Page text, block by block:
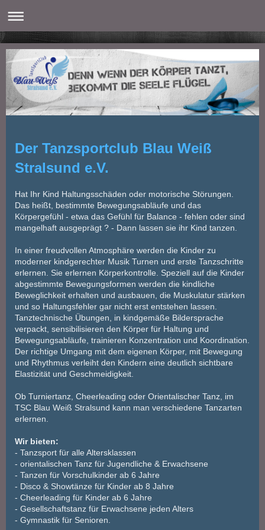
Der Tanzsportclub Blau Weiß
Stralsund e.V.
Hat Ihr Kind Haltungsschäden oder motorische Störungen.
Das heißt, bestimmte Bewegungsabläufe und das
Körpergefühl - etwa das Gefühl für Balance - fehlen oder sind
mangelhaft ausgeprägt ? - Dann lassen sie ihr Kind tanzen.
In einer freudvollen Atmosphäre werden die Kinder zu
moderner kindgerechter Musik Turnen und erste Tanzschritte
erlernen. Sie erlernen Körperkontrolle. Speziell auf die Kinder
abgestimmte Bewegungsformen werden die kindliche
Beweglichkeit erhalten und ausbauen, die Muskulatur stärken
und so Haltungsfehler gar nicht erst entstehen lassen.
Tanztechnische Übungen, in kindgemäße Bildersprache
verpackt, sensibilisieren den Körper für Haltung und
Bewegungsabläufe, trainieren Konzentration und Koordination.
Der richtige Umgang mit dem eigenen Körper, mit Bewegung
und Rhythmus verleiht den Kindern eine deutlich sichtbare
Elastizität und Geschmeidigkeit.
Ob Turniertanz, Cheerleading oder Orientalischer Tanz, im
TSC Blau Weiß Stralsund kann man verschiedene Tanzarten
erlernen.
Wir bieten:
- Tanzsport für alle Altersklassen
- orientalischen Tanz für Jugendliche & Erwachsene
- Tanzen für Vorschulkinder ab 6 Jahre
- Disco & Showtänze für Kinder ab 8 Jahre
- Cheerleading für Kinder ab 6 Jahre
- Gesellschaftstanz für Erwachsene jeden Alters
- Gymnastik für Senioren.